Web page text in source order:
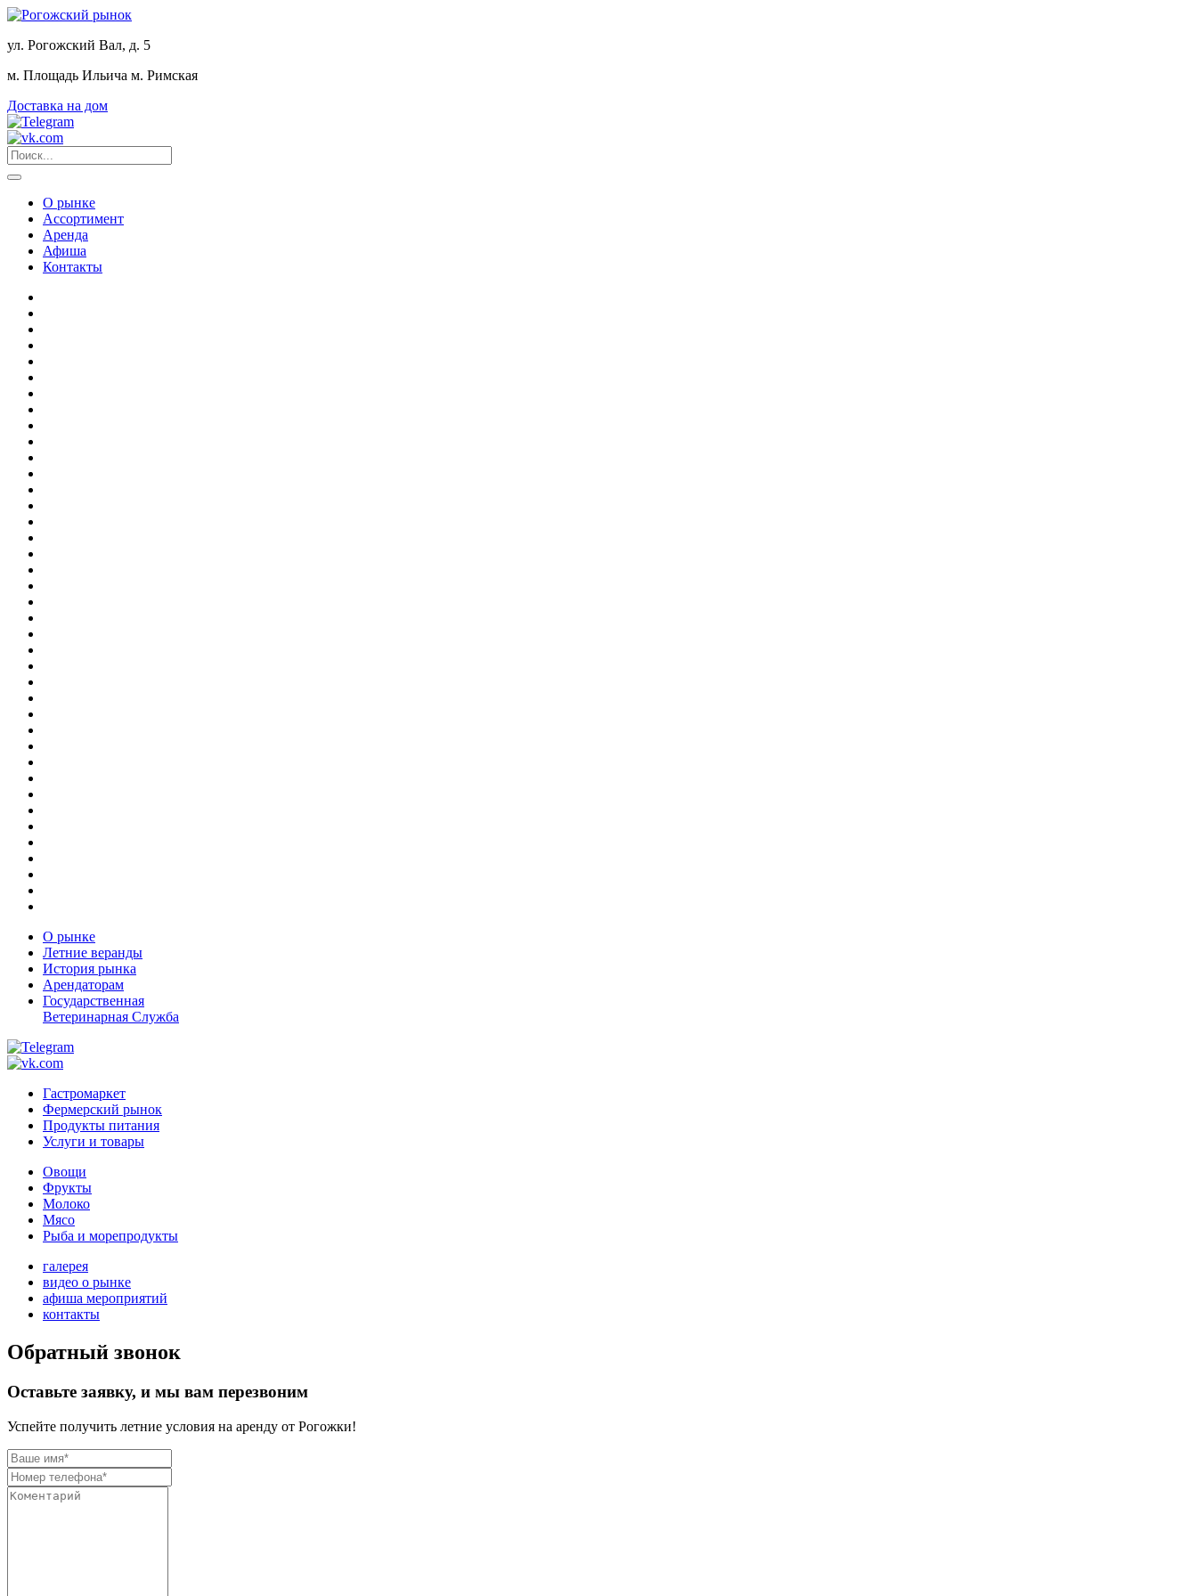
ул. Рогожский Вал, д. 5
м. Площадь Ильича м. Римская
Доставка на дом
О рынке
Ассортимент
Аренда
Афиша
Контакты
О рынке
Летние веранды
История рынка
Арендаторам
Государственная
Ветеринарная Служба
Гастромаркет
Фермерский рынок
Продукты питания
Услуги и товары
Овощи
Фрукты
Молоко
Мясо
Рыба и морепродукты
галерея
видео о рынке
афиша мероприятий
контакты
Обратный звонок
Оставьте заявку, и мы вам перезвоним
Успейте получить летние условия на аренду от Рогожки!